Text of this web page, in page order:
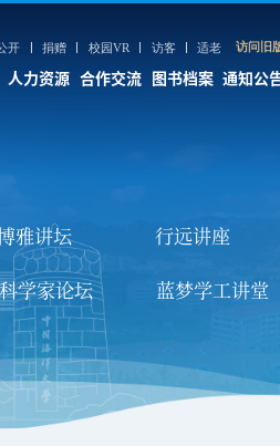
开 捐赠 校园VR 访客 适老 访问旧
人力资源 合作交流 图书档案 通知公
国际合作
际教育交流 期刊社
雅讲坛 行远讲座
学家论坛 蓝梦学工讲堂